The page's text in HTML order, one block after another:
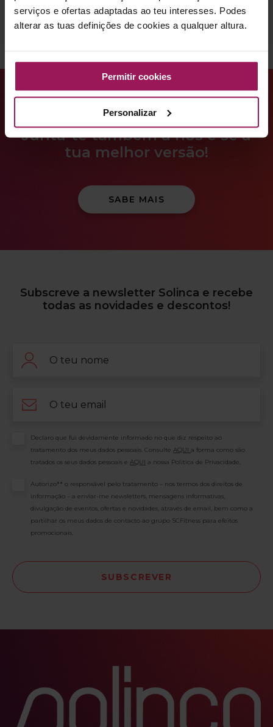
serviços e ofertas adaptadas ao teu interesses. Podes
alterar as tuas definições de cookies a qualquer altura.
Permitir cookies
Personalizar
Mais de 110.000 sócios confiam na Solinca para
terem uma vida mais ativa e saudável.
Junta-te também a nós e sê a
tua melhor versão!
SABE MAIS
Subscreve a newsletter Solinca e recebe
todas as novidades e descontos!
Consentimento
Declaro que fui devidamente informado no que diz respeito ao
tratamento dos meus dados pessoais. Consulte AQUI a forma como são
tratados os seus dados pessoais e AQUI a nossa Política de Privacidade.
Consentimento
Autorizo** o responsável pelo tratamento – nos termos dos direitos de
informação – a enviar-me newsletters, mensagens informativas,
divulgação de eventos, ofertas e novidades, através de email, bem como a
partilhar os meus dados de contacto ao grupo SCFitness para efeitos
promocionais.